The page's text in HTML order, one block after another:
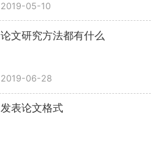
2019-05-10
论文研究方法都有什么
2019-06-28
发表论文格式